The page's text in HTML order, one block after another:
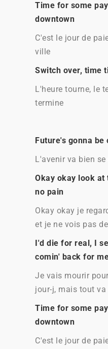
Time for some
downtown
C'est le jour de
ville
Switch over, time
L'heure tourne, le
termine
Future's gonna be
L'avenir va bien
Okay okay look
no pain
Okay okay je
et je ne vois pas
I'd die for real, I
comin' back for
Je vais mourir
jour-j, mais tout va
Time for some
downtown
C'est le jour de